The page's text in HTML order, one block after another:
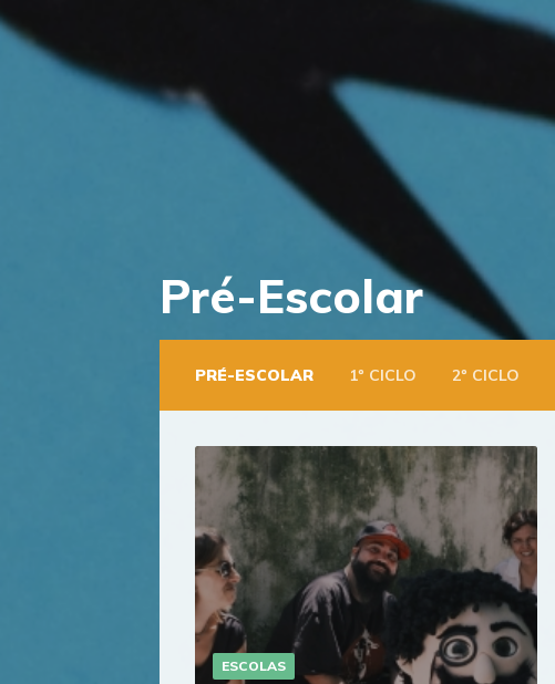
Pré-Escolar
PRÉ-ESCOLAR 1º CICLO 2º CICLO
ESCOLAS